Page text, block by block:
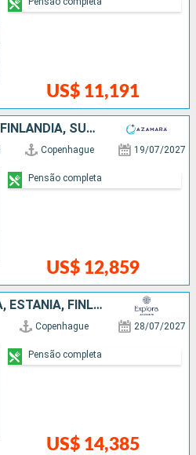
US$ 11,191
NORUEGA, DINAMARCA, FINLÃNDIA, SUÃCIA, ESTÃNIA, LETÔNIA, POLÓNIA, ALEMANHA
Copenhague 19/07/2027
US$ 12,859
Pensão completa
DINAMARCA, ALEMANHA, ESTÃNIA, FINLÃNDIA, SUÃCIA, NORUEGA
Copenhague 28/07/2027
US$ 14,385
Pensão completa